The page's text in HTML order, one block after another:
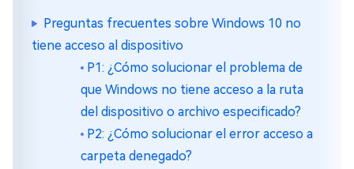
Preguntas frecuentes sobre Windows 10 no
tiene acceso al dispositivo
P1: ¿Cómo solucionar el problema de
que Windows no tiene acceso a la ruta
del dispositivo o archivo especificado?
P2: ¿Cómo solucionar el error acceso a
carpeta denegado?